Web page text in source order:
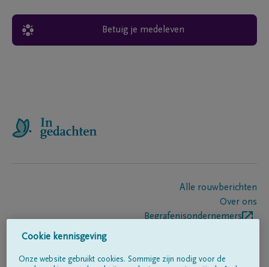
Betuig je medeleven
Alle rouwberichten
Over ons
Begrafenisondernemers
Cookie kennisgeving
Onze website gebruikt cookies. Sommige zijn nodig voor de